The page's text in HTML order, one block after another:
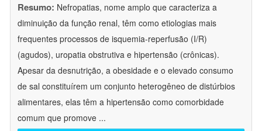
Resumo: Nefropatias, nome amplo que caracteriza a
diminuição da função renal, têm como etiologias mais
frequentes processos de isquemia-reperfusão (I/R)
(agudos), uropatia obstrutiva e hipertensão (crônicas).
Apesar da desnutrição, a obesidade e o elevado consumo
de sal constituírem um conjunto heterogêneo de distúrbios
alimentares, elas têm a hipertensão como comorbidade
comum que promove ...